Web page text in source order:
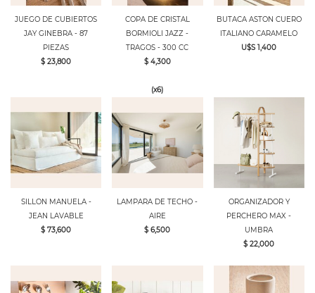
JUEGO DE CUBIERTOS
JAY GINEBRA - 87
PIEZAS
$ 23,800
COPA DE CRISTAL
BORMIOLI JAZZ -
TRAGOS - 300 CC
$ 4,300
(x6)
BUTACA ASTON CUERO
ITALIANO CARAMELO
U$S 1,400
SILLON MANUELA -
JEAN LAVABLE
$ 73,600
LAMPARA DE TECHO -
AIRE
$ 6,500
ORGANIZADOR Y
PERCHERO MAX -
UMBRA
$ 22,000